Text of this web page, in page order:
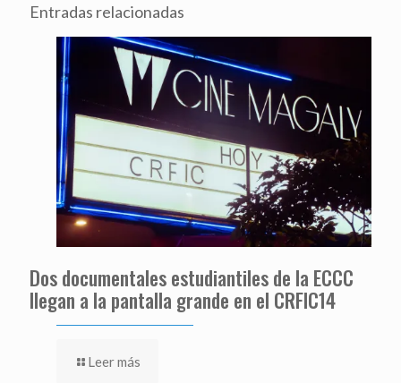
Entradas relacionadas
Dos documentales estudiantiles de la ECCC
llegan a la pantalla grande en el CRFIC14
Leer más